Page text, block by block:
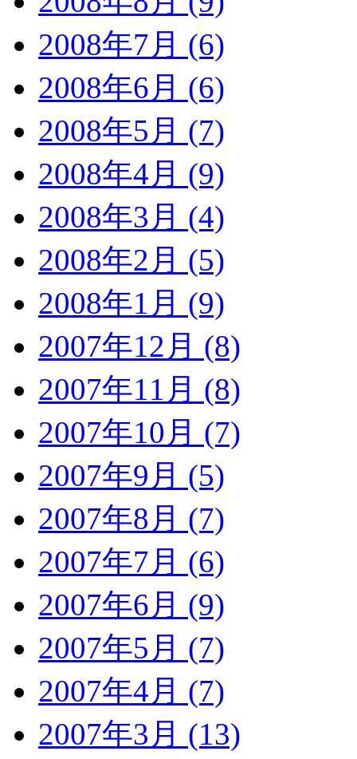
2008年7月 (6)
2008年6月 (6)
2008年5月 (7)
2008年4月 (9)
2008年3月 (4)
2008年2月 (5)
2008年1月 (9)
2007年12月 (8)
2007年11月 (8)
2007年10月 (7)
2007年9月 (5)
2007年8月 (7)
2007年7月 (6)
2007年6月 (9)
2007年5月 (7)
2007年4月 (7)
2007年3月 (13)